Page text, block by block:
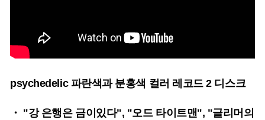
psychedelic 파란색과 분홍색 컬러 레코드 2 디스크
・ "강 은행은 금이있다", "오드 타이트맨", "글리머의